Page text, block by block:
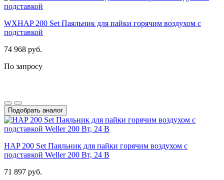
WXHAP 200 Set Паяльник для пайки горячим воздухом с
подставкой
74 968 руб.
По запросу
Подобрать аналог
HAP 200 Set Паяльник для пайки горячим воздухом с
подставкой Weller 200 Вт, 24 В
71 897 руб.